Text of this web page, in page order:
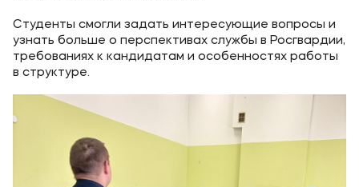
Новости
Банковские реквизиты
Студенты смогли задать интересующие вопросы и
узнать больше о перспективах службы в Росгвардии,
требованиях к кандидатам и особенностях работы
в структуре.